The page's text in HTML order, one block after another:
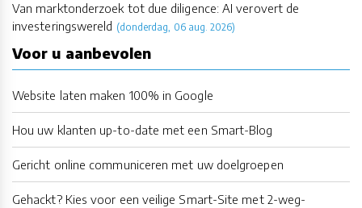
Van marktonderzoek tot due diligence: AI verovert de
investeringswereld (donderdag, 06 aug. 2026)
Voor u aanbevolen
Website laten maken 100% in Google
Hou uw klanten up-to-date met een Smart-Blog
Gericht online communiceren met uw doelgroepen
Gehackt? Kies voor een veilige Smart-Site met 2-weg-